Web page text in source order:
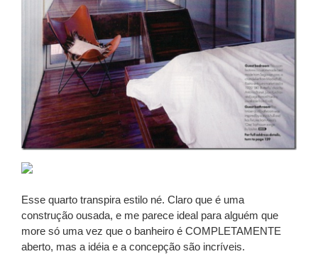
Esse quarto transpira estilo né. Claro que é uma
construção ousada, e me parece ideal para alguém que
more só uma vez que o banheiro é COMPLETAMENTE
aberto, mas a idéia e a concepção são incríveis.